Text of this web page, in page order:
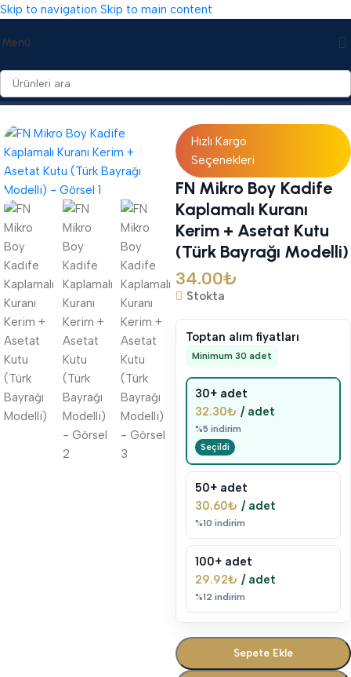
Skip to navigation Skip to main content
Menü
Ana Sayfa/Kuranı Kerim/Kadife Kuranı Kerimler
Hızlı Kargo
Seçenekleri
FN Mikro Boy Kadife
Kaplamalı Kuranı
Kerim + Asetat Kutu
(Türk Bayrağı Modelli)
34.00₺
Stokta
Toptan alım fiyatları
Minimum 30 adet
30+ adet
32.30₺ / adet
%5 indirim
50+ adet
30.60₺ / adet
%10 indirim
100+ adet
29.92₺ / adet
%12 indirim
Sepete Ekle